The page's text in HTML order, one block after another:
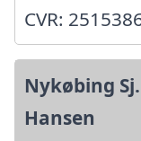
CVR:
Nykøbing
Hansen